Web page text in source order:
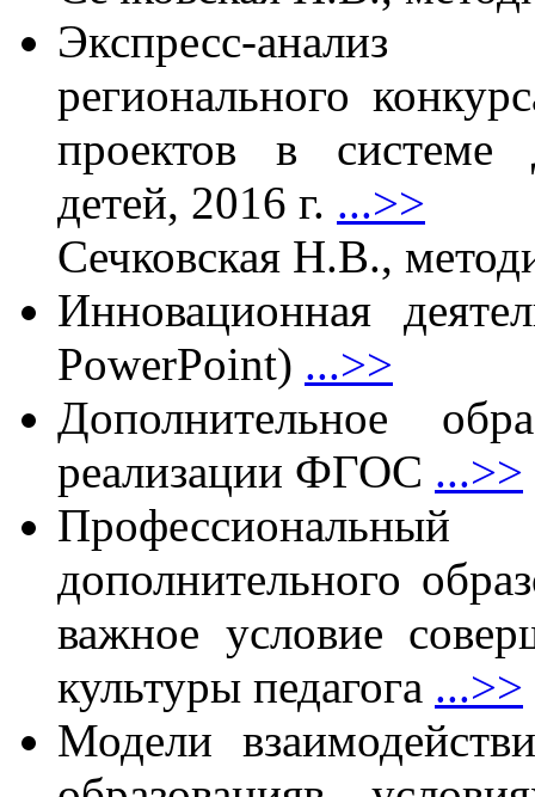
Экспресс-анализ
регионального
проектов в системе
детей, 2016 г. ...>>
Сечковская Н.В.,
Инновационная
PowerPoint) ...>>
Дополнительное
реализации ФГОС ...>>
дополнительного
важное условие
культуры педагога ...>>
Модели